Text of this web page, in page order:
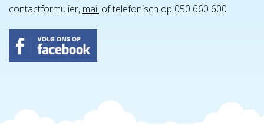
contactformulier, mail of telefonisch op 050 660 600